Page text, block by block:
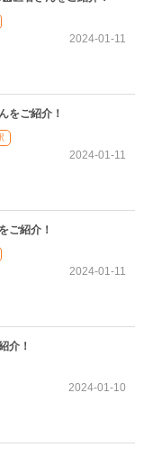
2024-01-11
をご紹介！
2024-01-11
ご紹介！
2024-01-11
介！
2024-01-10